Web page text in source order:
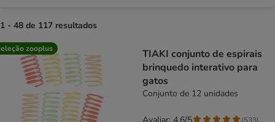
1 - 48 de 117 resultados
product items have been changed
zooplus
TIAKI conjunto de espirais
brinquedo interativo para
gatos
Conjunto de 12 unidades
(533)